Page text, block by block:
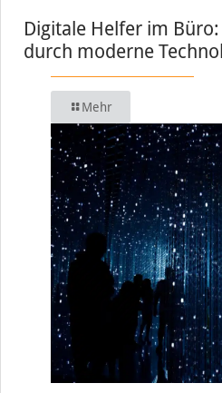
Digitale Helfer im
durch moderne
Mehr